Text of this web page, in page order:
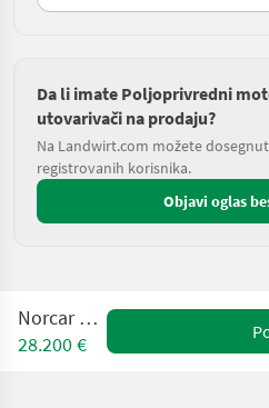
Da li imate Poljoprivredni
utovarivači na prodaju?
Na Landwirt.com možete
registrovanih korisnika.
Objavi oglas
Norcar A6026
28.200 €